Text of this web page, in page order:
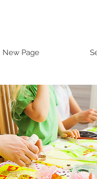
New Page